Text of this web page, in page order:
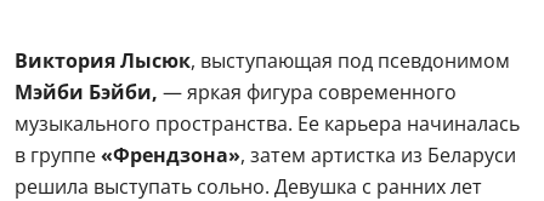
Виктория Лысюк, выступающая под псевдонимом
Мэйби Бэйби, — яркая фигура современного
музыкального пространства. Ее карьера начиналась
в группе«Френдзона», затем артистка из Беларуси
решила выступать сольно. Девушка с ранних лет